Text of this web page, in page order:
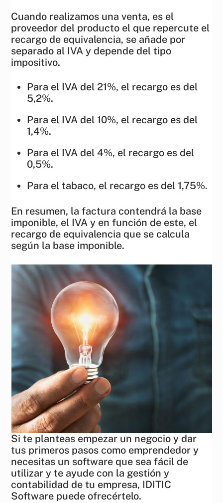
Cuando realizamos una venta, es el
proveedor del producto el que repercute el
recargo de equivalencia, se añade por
separado al IVA y depende del tipo
impositivo.
Para el IVA del 21%, el recargo es del
5,2%.
Para el IVA del 10%, el recargo es del
1,4%.
Para el IVA del 4%, el recargo es del
0,5%.
Para el tabaco, el recargo es del 1,75%.
En resumen, la factura contendrá la base
imponible, el IVA y en función de este, el
recargo de equivalencia que se calcula
según la base imponible.
Si te planteas empezar un negocio y dar
tus primeros pasos como emprendedor y
necesitas un software que sea fácil de
utilizar y te ayude con la gestión y
contabilidad de tu empresa, IDITIC
Software puede ofrecértelo.